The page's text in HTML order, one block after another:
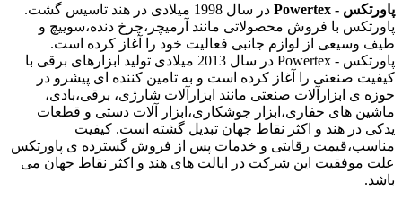
پاورتکس - Powertex
در سال 1998 میلادی در هند تاسیس گشت.
پاورتکس با فروش محصولاتی مانند آرمیچر،چرخ دنده،سوییچ و
طیف وسیعی از لوازم جانبی فعالیت خود را آغاز کرده است.
پاورتکس - Powertex در سال 2013 میلادی تولید ابزارهای برقی با
کیفیت صنعتی را آغاز کرده است و به تامین کننده ای پیشرو در
حوزه ی ابزارآلات صنعتی مانند ابزارآلات شارژی، برقی،بادی،
ماشین های حفاری،ابزار جوشکاری،ابزار آلات دستی و قطعات
یدکی در هند و اکثر نقاط جهان تبدیل گشته است. کیفیت
مناسب،قیمت رقابتی و خدمات پس از فروش گسترده ی پاورتکس
علت موفقیت این شرکت در ایالت های هند و اکثر نقاط جهان می
باشد.